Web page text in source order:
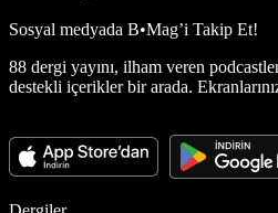
Sosyal medyada B•Mag’i Takip Et!
88 dergi yayını, ilham veren
destekli içerikler bir arada.